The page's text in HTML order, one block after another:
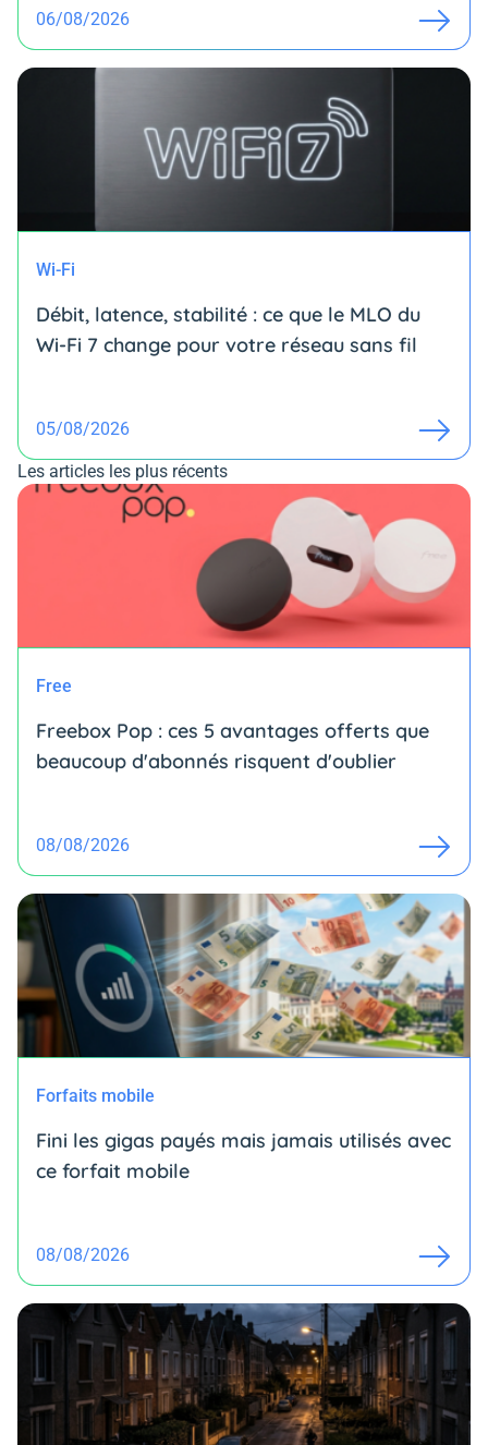
06/08/2026
Wi-Fi
Débit, latence, stabilité : ce que le MLO du
Wi-Fi 7 change pour votre réseau sans fil
05/08/2026
Les articles les plus récents
Free
Freebox Pop : ces 5 avantages offerts que
beaucoup d'abonnés risquent d'oublier
08/08/2026
Forfaits mobile
Fini les gigas payés mais jamais utilisés avec
ce forfait mobile
08/08/2026